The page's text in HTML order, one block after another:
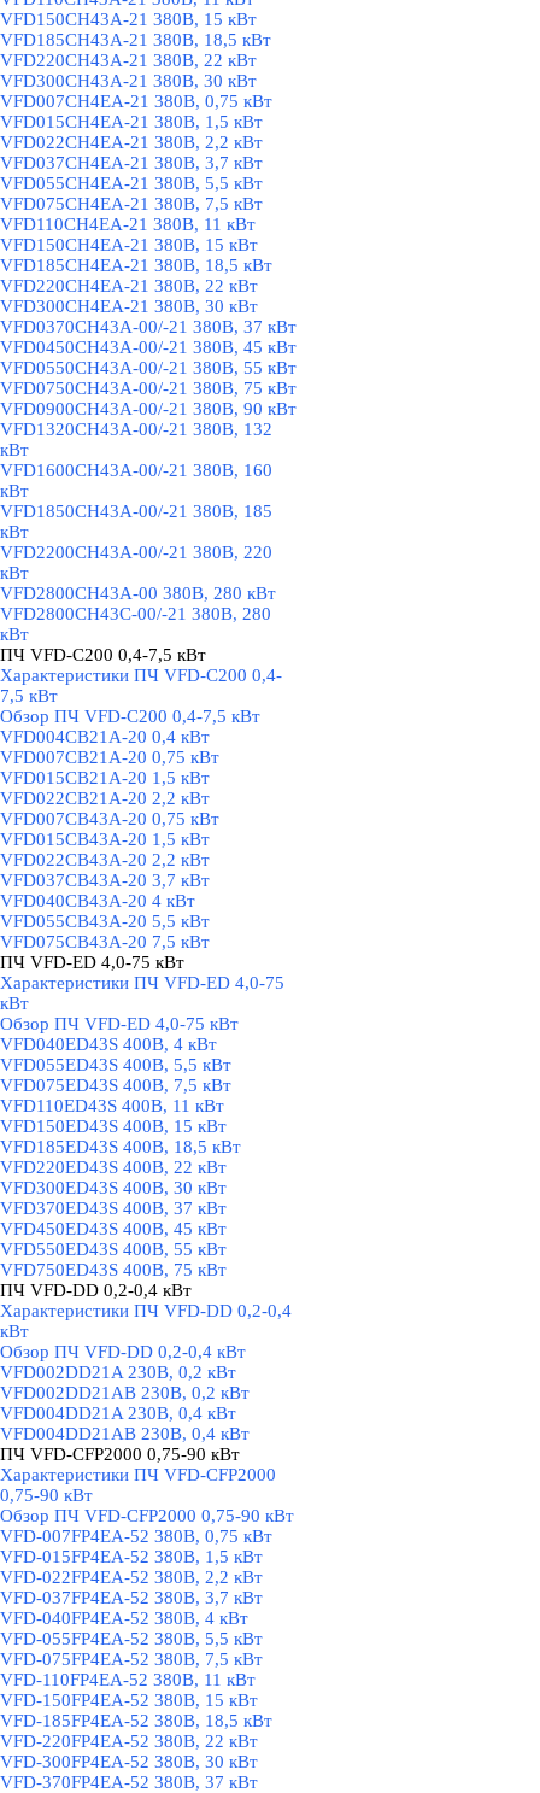
VFD150CH43A-21 380В, 15 кВт
VFD185CH43A-21 380В, 18,5 кВт
VFD220CH43A-21 380В, 22 кВт
VFD300CH43A-21 380В, 30 кВт
VFD007CH4EA-21 380В, 0,75 кВт
VFD015CH4EA-21 380В, 1,5 кВт
VFD022CH4EA-21 380В, 2,2 кВт
VFD037CH4EA-21 380В, 3,7 кВт
VFD055CH4EA-21 380В, 5,5 кВт
VFD075CH4EA-21 380В, 7,5 кВт
VFD110CH4EA-21 380В, 11 кВт
VFD150CH4EA-21 380В, 15 кВт
VFD185CH4EA-21 380В, 18,5 кВт
VFD220CH4EA-21 380В, 22 кВт
VFD300CH4EA-21 380В, 30 кВт
VFD0370CH43A-00/-21 380В, 37 кВт
VFD0450CH43A-00/-21 380В, 45 кВт
VFD0550CH43A-00/-21 380В, 55 кВт
VFD0750CH43A-00/-21 380В, 75 кВт
VFD0900CH43A-00/-21 380В, 90 кВт
VFD1320CH43A-00/-21 380В, 132
кВт
VFD1600CH43A-00/-21 380В, 160
кВт
VFD1850CH43A-00/-21 380В, 185
кВт
VFD2200CH43A-00/-21 380В, 220
кВт
VFD2800CH43A-00 380В, 280 кВт
VFD2800CH43C-00/-21 380В, 280
кВт
ПЧ VFD-C200 0,4-7,5 кВт
Характеристики ПЧ VFD-C200 0,4-
7,5 кВт
Обзор ПЧ VFD-C200 0,4-7,5 кВт
VFD004CB21A-20 0,4 кВт
VFD007CB21A-20 0,75 кВт
VFD015CB21A-20 1,5 кВт
VFD022CB21A-20 2,2 кВт
VFD007CB43A-20 0,75 кВт
VFD015CB43A-20 1,5 кВт
VFD022CB43A-20 2,2 кВт
VFD037CB43A-20 3,7 кВт
VFD040CB43A-20 4 кВт
VFD055CB43A-20 5,5 кВт
VFD075CB43A-20 7,5 кВт
ПЧ VFD-ED 4,0-75 кВт
Характеристики ПЧ VFD-ED 4,0-75
кВт
Обзор ПЧ VFD-ED 4,0-75 кВт
VFD040ED43S 400В, 4 кВт
VFD055ED43S 400В, 5,5 кВт
VFD075ED43S 400В, 7,5 кВт
VFD110ED43S 400В, 11 кВт
VFD150ED43S 400В, 15 кВт
VFD185ED43S 400В, 18,5 кВт
VFD220ED43S 400В, 22 кВт
VFD300ED43S 400В, 30 кВт
VFD370ED43S 400В, 37 кВт
VFD450ED43S 400В, 45 кВт
VFD550ED43S 400В, 55 кВт
VFD750ED43S 400В, 75 кВт
ПЧ VFD-DD 0,2-0,4 кВт
Характеристики ПЧ VFD-DD 0,2-0,4
кВт
Обзор ПЧ VFD-DD 0,2-0,4 кВт
VFD002DD21A 230В, 0,2 кВт
VFD002DD21AB 230В, 0,2 кВт
VFD004DD21A 230В, 0,4 кВт
VFD004DD21AB 230В, 0,4 кВт
ПЧ VFD-CFP2000 0,75-90 кВт
Характеристики ПЧ VFD-CFP2000
0,75-90 кВт
Обзор ПЧ VFD-CFP2000 0,75-90 кВт
VFD-007FP4EA-52 380В, 0,75 кВт
VFD-015FP4EA-52 380В, 1,5 кВт
VFD-022FP4EA-52 380В, 2,2 кВт
VFD-037FP4EA-52 380В, 3,7 кВт
VFD-040FP4EA-52 380В, 4 кВт
VFD-055FP4EA-52 380В, 5,5 кВт
VFD-075FP4EA-52 380В, 7,5 кВт
VFD-110FP4EA-52 380В, 11 кВт
VFD-150FP4EA-52 380В, 15 кВт
VFD-185FP4EA-52 380В, 18,5 кВт
VFD-220FP4EA-52 380В, 22 кВт
VFD-300FP4EA-52 380В, 30 кВт
VFD-370FP4EA-52 380В, 37 кВт